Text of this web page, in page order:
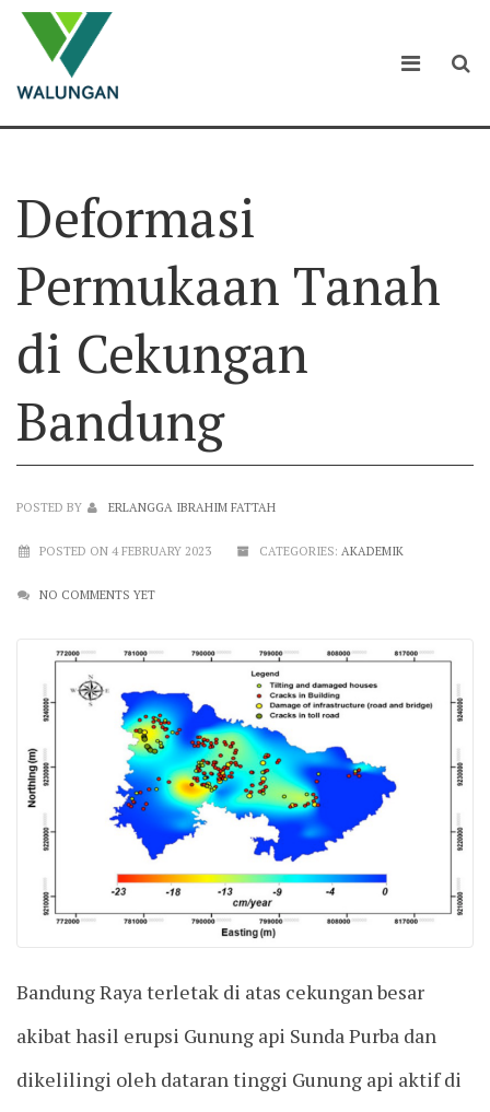
Deformasi
Permukaan Tanah
di Cekungan
Bandung
POSTED BY ERLANGGA IBRAHIM FATTAH
POSTED ON 4 FEBRUARY 2023 CATEGORIES: AKADEMIK
NO COMMENTS YET
Bandung Raya terletak di atas cekungan besar
akibat hasil erupsi Gunung api Sunda Purba dan
dikelilingi oleh dataran tinggi Gunung api aktif di